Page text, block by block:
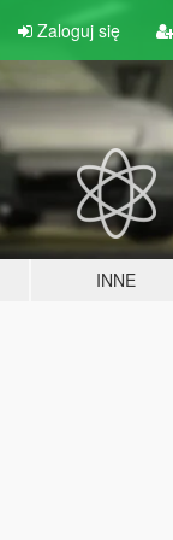
Zaloguj się
INNE